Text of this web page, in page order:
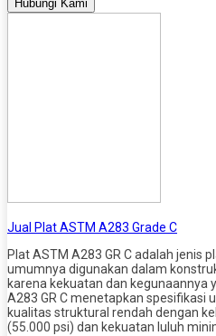
Hubungi Kami
Jual Plat ASTM A283 Grade C
Plat ASTM A283 GR C adalah jenis
umumnya digunakan dalam
karena kekuatan dan kegunaannya
A283 GR C menetapkan spesifikasi
kualitas struktural rendah dengan
(55.000 psi) dan kekuatan luluh